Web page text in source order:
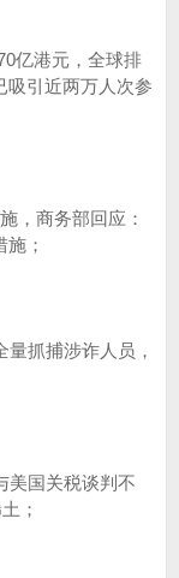
亿港元，全球排
吸引近两万人次参
，商务部回应：
；
抓捕涉诈人员，
美国关税谈判不
；